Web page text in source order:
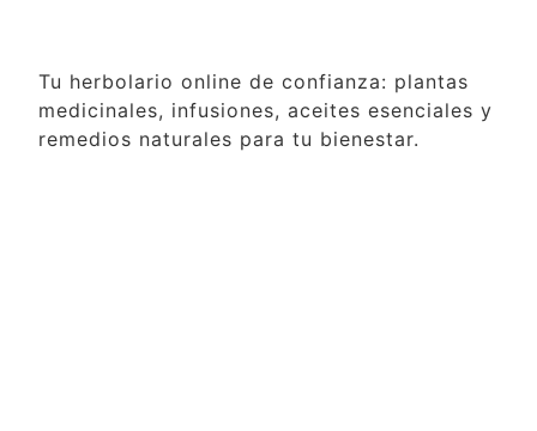
Tu herbolario online de confianza: plantas
medicinales, infusiones, aceites esenciales y
remedios naturales para tu bienestar.